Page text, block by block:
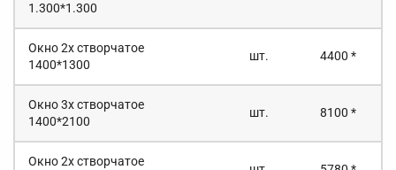
1.300*1.300
Окно 2х створчатое
1400*1300
шт. 4400 *
Окно 3х створчатое
1400*2100
шт. 8100 *
Окно 2х створчатое